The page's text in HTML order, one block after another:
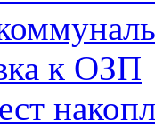
к ОЗП